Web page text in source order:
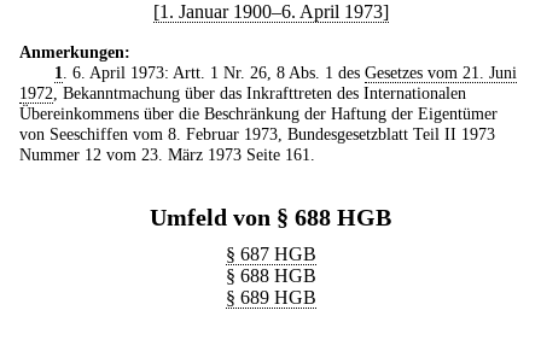
[1. Januar 1900–6. April 1973]
Anmerkungen:
1
. 6. April 1973: Artt. 1 Nr. 26, 8 Abs. 1 des Gesetzes vom 21. Juni
1972 , Bekanntmachung über das Inkrafttreten des Internationalen
Übereinkommens über die Beschränkung der Haftung der Eigentümer
von Seeschiffen vom 8. Februar 1973, Bundesgesetzblatt Teil II 1973
Nummer 12 vom 23. März 1973 Seite 161.
Umfeld von § 688 HGB
§ 687 HGB
§ 688 HGB
§ 689 HGB